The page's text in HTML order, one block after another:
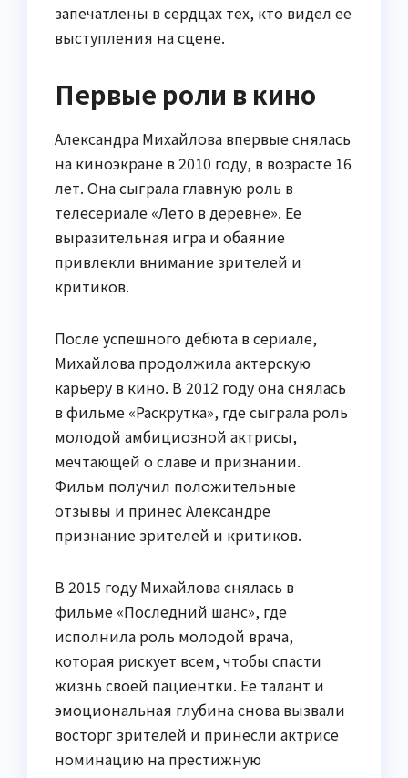
запечатлены в сердцах тех, кто видел ее
выступления на сцене.
Первые роли в кино
Александра Михайлова впервые снялась
на киноэкране в 2010 году, в возрасте 16
лет. Она сыграла главную роль в
телесериале «Лето в деревне». Ее
выразительная игра и обаяние
привлекли внимание зрителей и
критиков.
После успешного дебюта в сериале,
Михайлова продолжила актерскую
карьеру в кино. В 2012 году она снялась
в фильме «Раскрутка», где сыграла роль
молодой амбициозной актрисы,
мечтающей о славе и признании.
Фильм получил положительные
отзывы и принес Александре
признание зрителей и критиков.
В 2015 году Михайлова снялась в
фильме «Последний шанс», где
исполнила роль молодой врача,
которая рискует всем, чтобы спасти
жизнь своей пациентки. Ее талант и
эмоциональная глубина снова вызвали
восторг зрителей и принесли актрисе
номинацию на престижную